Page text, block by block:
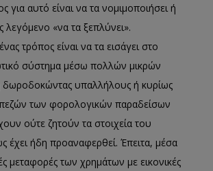
για αυτό είναι να τα νομιμοποιήσει ή
λεγόμενο «να τα ξεπλύνει».
τρόπος είναι να τα εισάγει στο
σύστημα μέσω πολλών μικρών
δωροδοκώντας υπαλλήλους ή κυρίως
των φορολογικών παραδείσων
ούτε ζητούν τα στοιχεία του
έχει ήδη προαναφερθεί. Έπειτα, μέσα
μεταφορές των χρημάτων με εικονικές